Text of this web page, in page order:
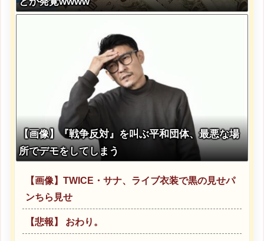
【画像】『戦争反対』を叫ぶ平和団体、最悪な場
所でデモをしてしまう
【画像】TWICE・サナ、ライブ衣装で黒の見せパ
ンちら見せ
【悲報】 おわり。